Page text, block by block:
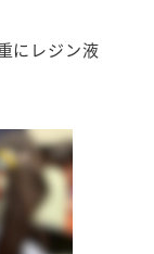
にレジン液